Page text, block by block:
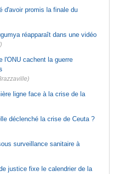
d'avoir promis la finale du
réapparaît dans une vidéo
l'ONU cachent la guerre
ligne face à la crise de la
déclenché la crise de Ceuta ?
surveillance sanitaire à
justice fixe le calendrier de la